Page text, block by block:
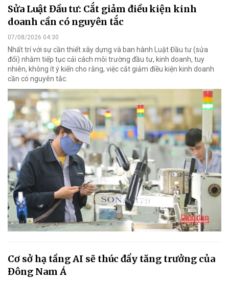
Sửa Luật Đầu tư: Cắt giảm điều kiện kinh
doanh cần có nguyên tắc
07/08/2026 04:30
Nhất trí với sự cần thiết xây dựng và ban hành Luật Đầu tư (sửa
đổi) nhằm tiếp tục cải cách môi trường đầu tư, kinh doanh, tuy
nhiên, không ít ý kiến cho rằng, việc cắt giảm điều kiện kinh doanh
cần có nguyên tắc.
Cơ sở hạ tầng AI sẽ thúc đẩy tăng trưởng của
Đông Nam Á